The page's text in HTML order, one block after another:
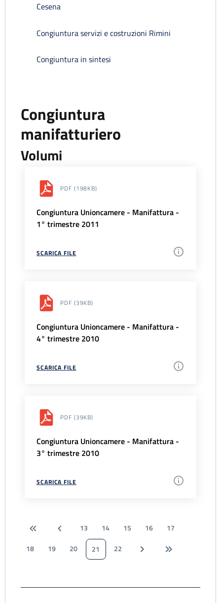
Cesena
Congiuntura servizi e costruzioni Rimini
Congiuntura in sintesi
Congiuntura
manifatturiero
Volumi
PDF (198KB)
Congiuntura Unioncamere - Manifattura -
1° trimestre 2011
SCARICA FILE
PDF (39KB)
Congiuntura Unioncamere - Manifattura -
4° trimestre 2010
SCARICA FILE
PDF (39KB)
Congiuntura Unioncamere - Manifattura -
3° trimestre 2010
SCARICA FILE
13 14 15 16
17
18
19 20 21 22